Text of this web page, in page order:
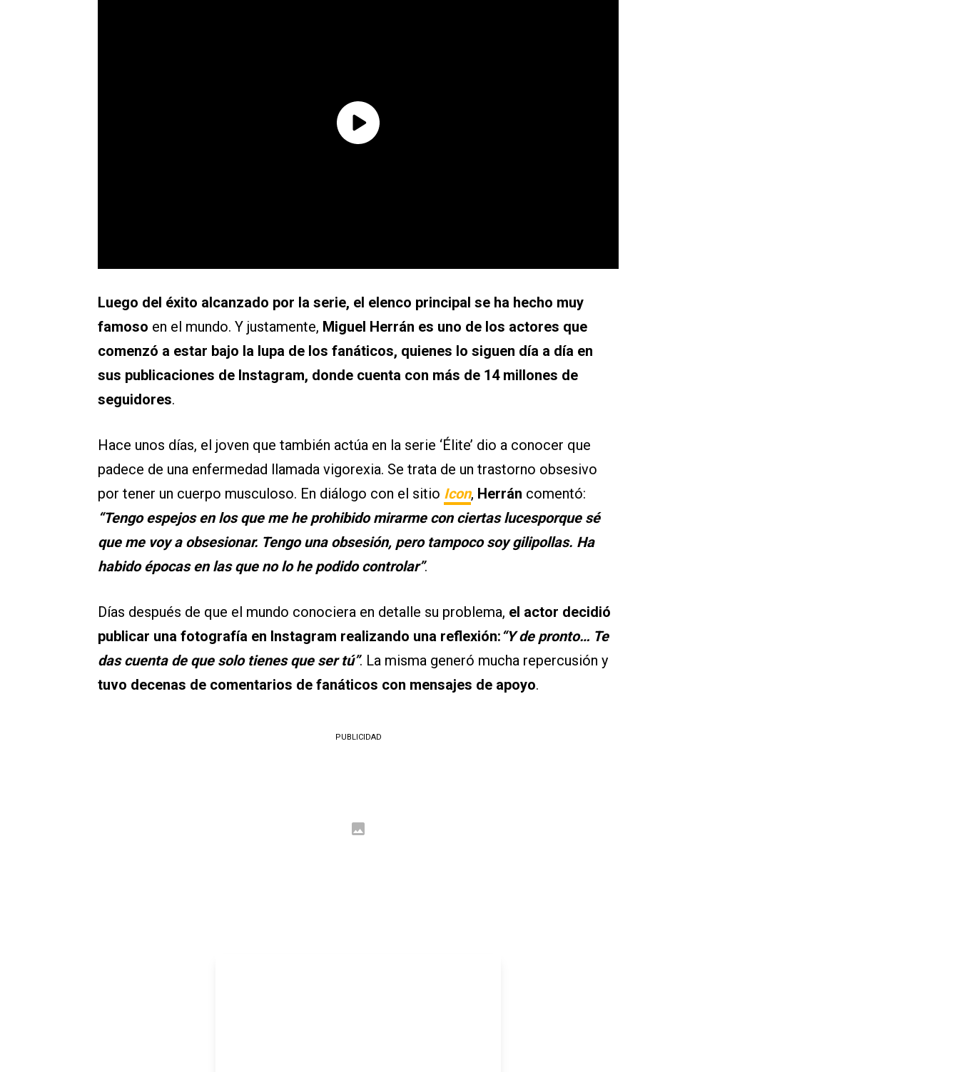
Luego del éxito alcanzado por la serie, el elenco principal se ha hecho muy
famoso en el mundo. Y justamente, Miguel Herrán es uno de los actores que
comenzó a estar bajo la lupa de los fanáticos, quienes lo siguen día a día en
sus publicaciones de Instagram, donde cuenta con más de 14 millones de
seguidores.
Hace unos días, el joven que también actúa en la serie ‘Élite’ dio a conocer que
padece de una enfermedad llamada vigorexia. Se trata de un trastorno obsesivo
por tener un cuerpo musculoso. En diálogo con el sitio Icon, Herrán comentó:
“Tengo espejos en los que me he prohibido mirarme con ciertas lucesporque sé
que me voy a obsesionar. Tengo una obsesión, pero tampoco soy gilipollas. Ha
habido épocas en las que no lo he podido controlar”.
Días después de que el mundo conociera en detalle su problema, el actor decidió
publicar una fotografía en Instagram realizando una reflexión:“Y de pronto… Te
das cuenta de que solo tienes que ser tú”. La misma generó mucha repercusión y
tuvo decenas de comentarios de fanáticos con mensajes de apoyo.
PUBLICIDAD